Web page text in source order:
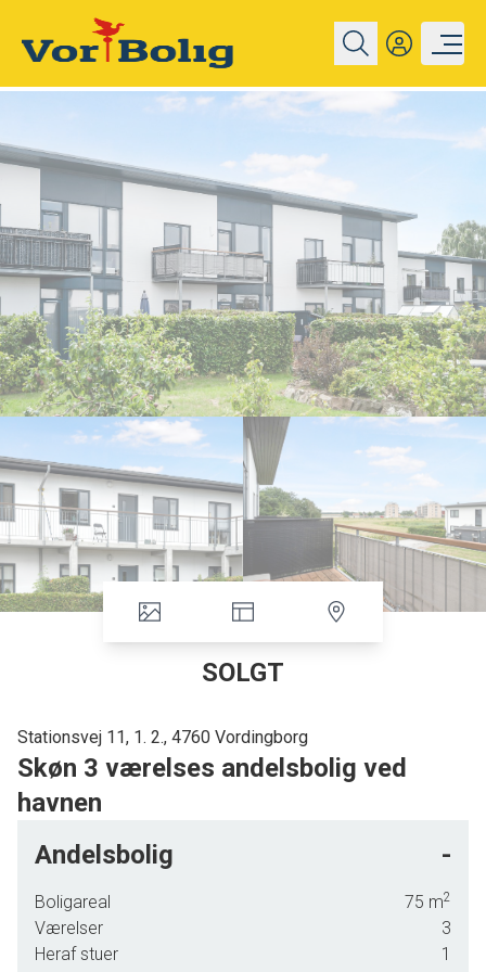
SOLGT
Stationsvej 11, 1. 2., 4760 Vordingborg
Skøn 3 værelses andelsbolig ved
havnen
kvadratmeter. Boligen er beliggende på Sydhavnen i Vordingborg, tæt ved
Andelsboligforeningen er velfungerende med professionel administration og
gode forhold.
Andelsbolig -
Boligareal 75 m2
Værelser
3
Heraf stuer
1